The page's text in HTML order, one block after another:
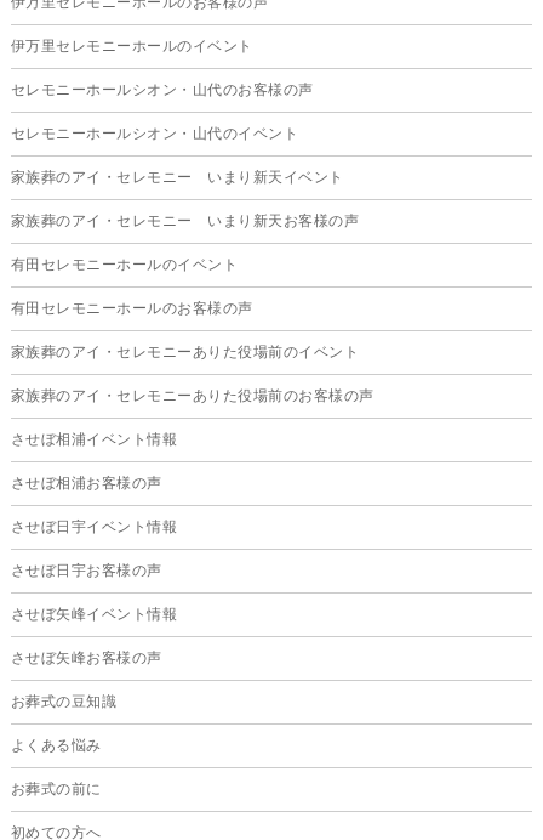
伊万里セレモニーホールのイベント
セレモニーホールシオン・山代のお客様の声
セレモニーホールシオン・山代のイベント
家族葬のアイ・セレモニー いまり新天イベント
家族葬のアイ・セレモニー いまり新天お客様の声
有田セレモニーホールのイベント
有田セレモニーホールのお客様の声
家族葬のアイ・セレモニーありた役場前のイベント
家族葬のアイ・セレモニーありた役場前のお客様の声
させぼ相浦イベント情報
させぼ相浦お客様の声
させぼ日宇イベント情報
させぼ日宇お客様の声
させぼ矢峰イベント情報
させぼ矢峰お客様の声
お葬式の豆知識
よくある悩み
お葬式の前に
初めての方へ